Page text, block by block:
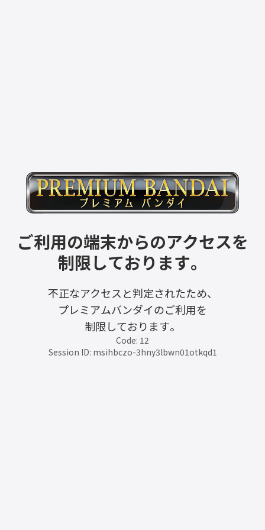
ご利用の端末からのアクセスを
制限しております。
不正なアクセスと判定されたため、
プレミアムバンダイのご利用を
制限しております。
Code: 12
Session ID: msihbczo-3hny3lbwn01otkqd1